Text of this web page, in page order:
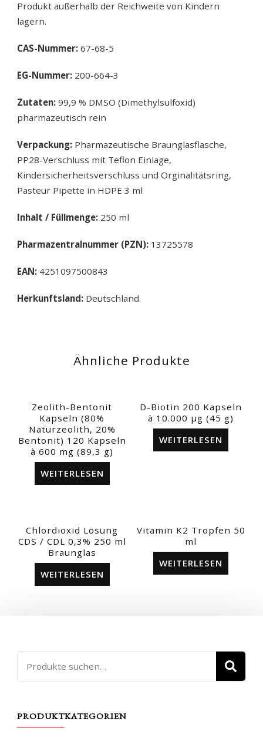
Produkt außerhalb der Reichweite von Kindern
lagern.
CAS-Nummer: 67-68-5
EG-Nummer: 200-664-3
Zutaten: 99,9 % DMSO (Dimethylsulfoxid)
pharmazeutisch rein
Verpackung: Pharmazeutische Braunglasflasche,
PP28-Verschluss mit Teflon Einlage,
Kindersicherheitsverschluss und Orginalitätsring,
Pasteur Pipette in HDPE 3 ml
Inhalt / Füllmenge: 250 ml
Pharmazentralnummer (PZN): 13725578
EAN: 4251097500843
Herkunftsland: Deutschland
Ähnliche Produkte
Zeolith-Bentonit
Kapseln (80%
Naturzeolith, 20%
Bentonit) 120 Kapseln
à 600 mg (89,3 g)
WEITERLESEN
D-Biotin 200 Kapseln
à 10.000 µg (45 g)
WEITERLESEN
Chlordioxid Lösung
CDS / CDL 0,3% 250 ml
Braunglas
WEITERLESEN
Vitamin K2 Tropfen 50
ml
WEITERLESEN
Suche
nach:
PRODUKTKATEGORIEN